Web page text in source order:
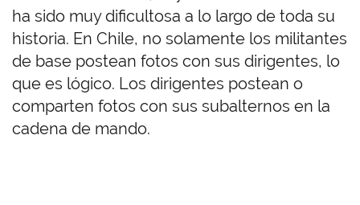
ha sido muy dificultosa a lo largo de toda su
historia. En Chile, no solamente los militantes
de base postean fotos con sus dirigentes, lo
que es lógico. Los dirigentes postean o
comparten fotos con sus subalternos en la
cadena de mando.